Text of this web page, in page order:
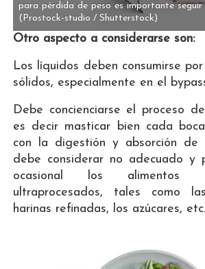
para pérdida de peso es importante seguir
(Prostock-studio / Shutterstock)
Otro aspecto a considerarse son:
Los líquidos deben consumirse
sólidos, especialmente en el
Debe concienciarse el proceso
es decir masticar bien cada
con la digestión y absorción de
debe considerar no adecuado y
ocasional los alimentos
ultraprocesados, tales como
harinas refinadas, los azúcares, etc.